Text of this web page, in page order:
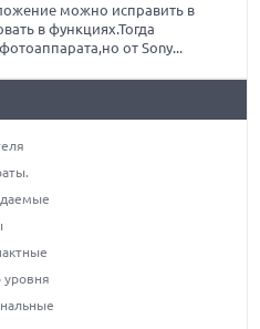
можно исправить в
в функциях.Тогда
от Sony...
уровня